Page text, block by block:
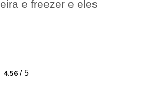
e freezer e eles
4.56/5